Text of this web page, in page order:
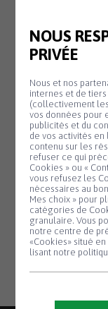
NOUS
PRIVÉE
Nous et nos
internes et de
(collectivement
vos données pour
publicités et du
de vos activités
contenu sur les
refuser ce qui
Cookies » ou «
vous refusez les
nécessaires au
Mes choix » pour
catégories de
granulaire. Vous
notre centre de
«Cookies» situé
lisant notre
31 Déc
Solange
Municipal
de Saint-
présentent
Solange
Sant-
GWELLAÑ